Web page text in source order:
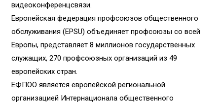
видеоконференцсвязи.
Европейская федерация профсоюзов общественного
обслуживания (EPSU) объединяет профсоюзы со всей
Европы, представляет 8 миллионов государственных
служащих, 270 профсоюзных организаций из 49
европейских стран.
ЕФПОО является европейской региональной
организацией Интернационала общественного